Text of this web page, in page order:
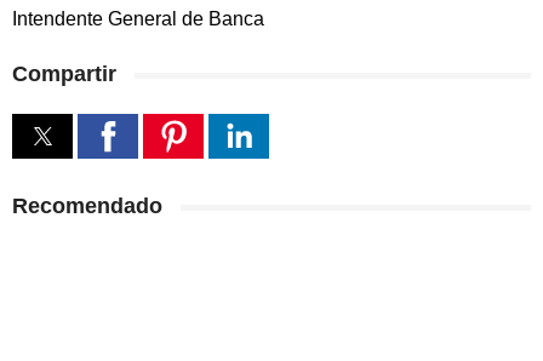
Intendente General de Banca
Compartir
Recomendado